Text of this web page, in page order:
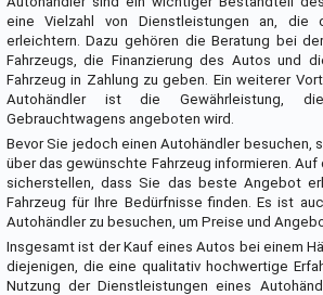
eine Vielzahl von Dienstleistungen an, die
erleichtern. Dazu gehören die Beratung bei
Fahrzeugs, die Finanzierung des Autos und
Fahrzeug in Zahlung zu geben. Ein weiterer
Autohändler ist die Gewährleistung,
Gebrauchtwagens angeboten wird.
Bevor Sie jedoch einen Autohändler besuchen,
über das gewünschte Fahrzeug informieren.
sicherstellen, dass Sie das beste Angebot
Fahrzeug für Ihre Bedürfnisse finden. Es ist
Autohändler zu besuchen, um Preise und
Insgesamt ist der Kauf eines Autos bei einem
diejenigen, die eine qualitativ hochwertige
Nutzung der Dienstleistungen eines